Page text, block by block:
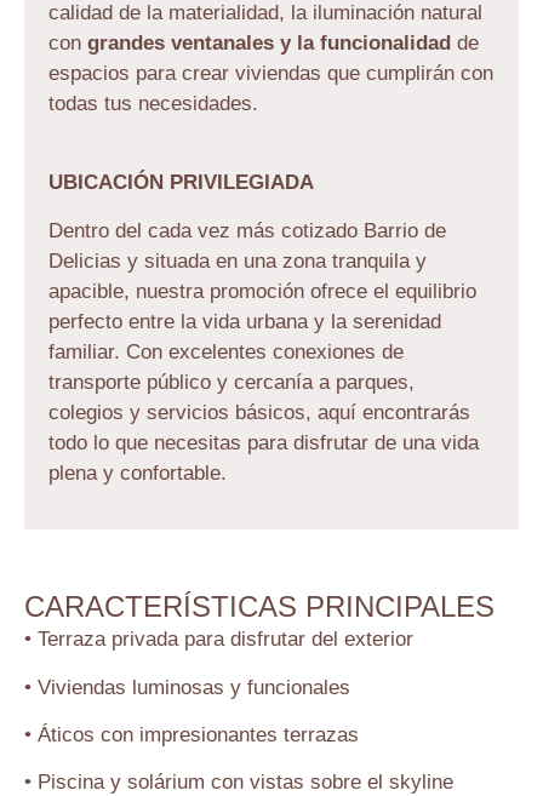
calidad de la materialidad, la iluminación natural
con grandes ventanales y la funcionalidad de
espacios para crear viviendas que cumplirán con
todas tus necesidades.
UBICACIÓN PRIVILEGIADA
Dentro del cada vez más cotizado Barrio de
Delicias y situada en una zona tranquila y
apacible, nuestra promoción ofrece el equilibrio
perfecto entre la vida urbana y la serenidad
familiar. Con excelentes conexiones de
transporte público y cercanía a parques,
colegios y servicios básicos, aquí encontrarás
todo lo que necesitas para disfrutar de una vida
plena y confortable.
CARACTERÍSTICAS PRINCIPALES
• Terraza privada para disfrutar del exterior
• Viviendas luminosas y funcionales
• Áticos con impresionantes terrazas
• Piscina y solárium con vistas sobre el skyline